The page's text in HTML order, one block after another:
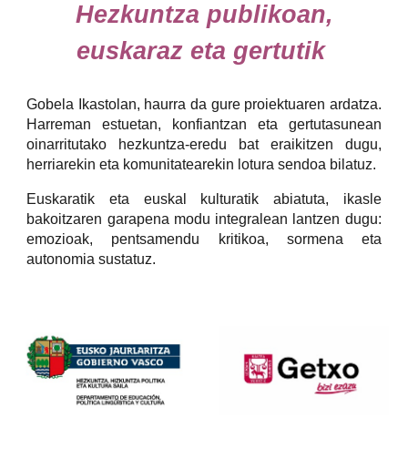
Hezkuntza publikoan,
euskaraz eta gertutik
Gobela Ikastolan, haurra da gure proiektuaren ardatza.
Harreman estuetan, konfiantzan eta gertutasunean
oinarritutako hezkuntza-eredu bat eraikitzen dugu,
herriarekin eta komunitatearekin lotura sendoa bilatuz.
Euskaratik eta euskal kulturatik abiatuta, ikasle
bakoitzaren garapena modu integralean lantzen dugu:
emozioak, pentsamendu kritikoa, sormena eta
autonomia sustatuz.